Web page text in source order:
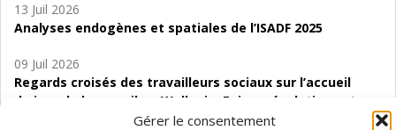
Gérer le consentement
13 Juil 2026
Analyses endogènes et spatiales de l’ISADF 2025
09 Juil 2026
Regards croisés des travailleurs sociaux sur l’accueil
de jour de bas seuil en Wallonie. Enjeux, évolutions et